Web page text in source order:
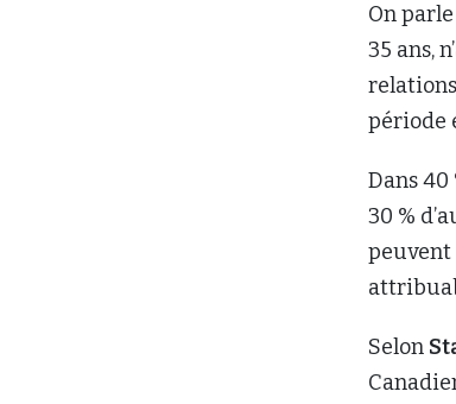
On
35 ans,
période
Dans 40
30 %
peuvent
Selon